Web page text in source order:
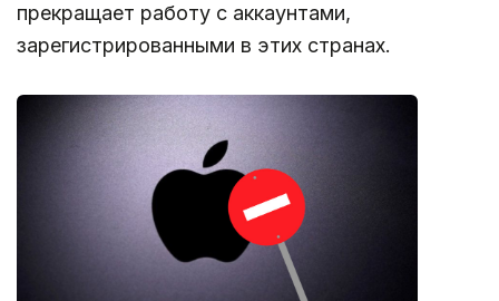
прекращает работу с аккаунтами,
зарегистрированными в этих странах.